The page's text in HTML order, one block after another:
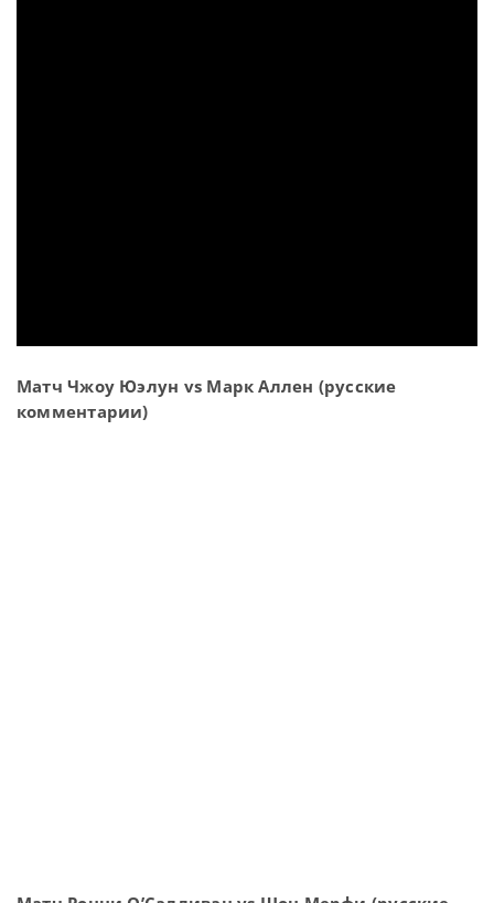
Матч Чжоу Юэлун vs Марк Аллен (русские
комментарии)